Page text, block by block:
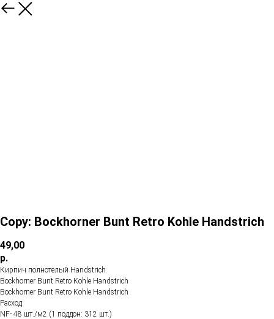
Copy: Bockhorner Bunt Retro Kohle Handstrich
49,00
р.
Кирпич полнотелый Handstrich
Bockhorner Bunt Retro Kohle Handstrich
Bockhorner Bunt Retro Kohle Handstrich
Расход:
NF- 48 шт./м2 (1 поддон: 312 шт.)